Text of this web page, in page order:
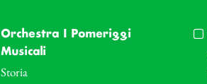
Orchestra I Pomeriggi
Musicali
Storia